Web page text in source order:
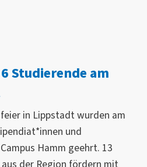
Studierende am
in Lippstadt wurden am
und
Hamm geehrt. 13